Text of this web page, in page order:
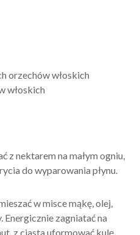
orzechów włoskich
włoskich
z nektarem na małym ogniu,
do wyparowania płynu.
w misce mąkę, olej,
zagniatać na
z ciasta uformować kulę.